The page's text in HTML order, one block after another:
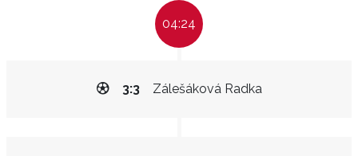
04:24
Zálešáková Radka
3:3